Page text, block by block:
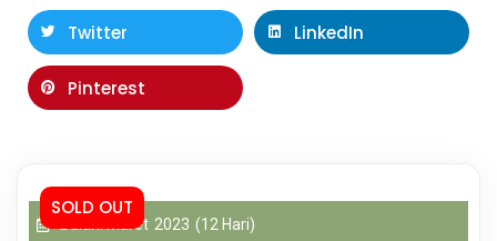
Twitter LinkedIn
Pinterest
SOLD OUT
Bulan: Maret 2023 (12 Hari)